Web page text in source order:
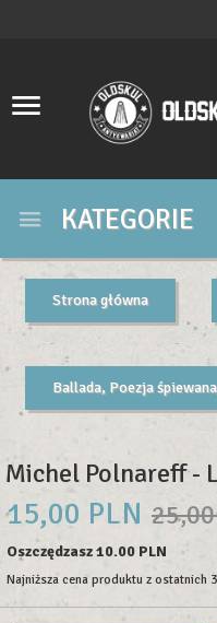
KATEGORIE
Strona główna
Ballada, Poezja
Michel Polnareff -
15,00 PLN
Oszczędzasz 10.00 PLN
Najniższa cena produktu z ostatnich